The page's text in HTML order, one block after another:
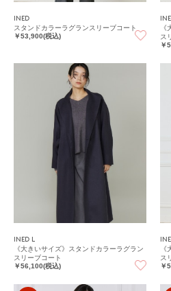
INED
スタンドカラーラグランスリーブコート
￥53,900(税込)
ス
￥
INED L
《大きいサイズ》スタンドカラーラグラン
スリーブコート
￥56,100(税込)
ス
￥